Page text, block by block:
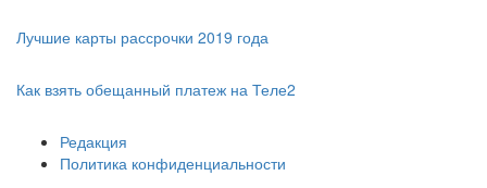
Лучшие карты рассрочки 2019 года
Как взять обещанный платеж на Теле2
Редакция
Политика конфиденциальности